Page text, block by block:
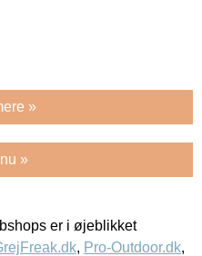
»
»
er i øjeblikket
, Pro-Outdoor.dk,